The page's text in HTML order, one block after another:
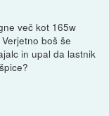
več kot 165w
boš še
in upal da lastnik